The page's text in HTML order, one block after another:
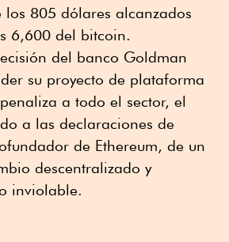
805 dólares alcanzados
6,600 del bitcoin.
del banco Goldman
su proyecto de plataforma
a todo el sector, el
a las declaraciones de
de Ethereum, de un
descentralizado y
inviolable.